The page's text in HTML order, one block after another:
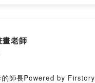
老師
的師長Powered by